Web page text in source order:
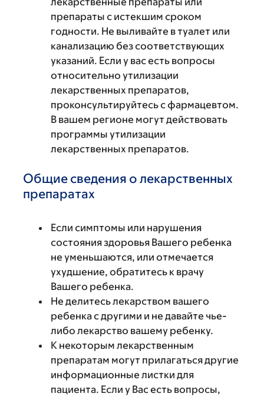
препараты с истекшим сроком
годности. Не выливайте в туалет или
канализацию без соответствующих
указаний. Если у вас есть вопросы
относительно утилизации
лекарственных препаратов,
проконсультируйтесь с фармацевтом.
В вашем регионе могут действовать
программы утилизации
лекарственных препаратов.
Общие сведения о лекарственных
препаратах
Если симптомы или нарушения
состояния здоровья Вашего ребенка
не уменьшаются, или отмечается
ухудшение, обратитесь к врачу
Вашего ребенка.
Не делитесь лекарством вашего
ребенка с другими и не давайте чье-
либо лекарство вашему ребенку.
К некоторым лекарственным
препаратам могут прилагаться другие
информационные листки для
пациента. Если у Вас есть вопросы,